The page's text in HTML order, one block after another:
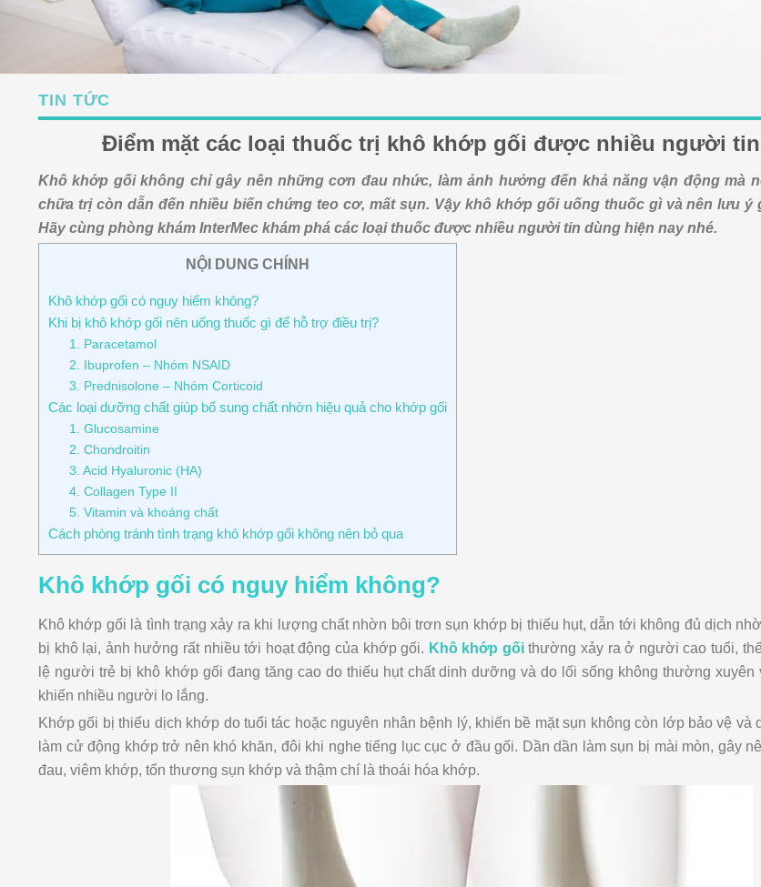
TIN TỨC
Điểm mặt các loại thuốc trị khô khớp gối được nhiều người
Khô khớp gối không chỉ gây nên những cơn đau nhức, làm ảnh hưởng đến khả năng vận động mà
chữa trị còn dẫn đến nhiều biến chứng teo cơ, mất sụn. Vậy khô khớp gối uống thuốc gì và nên lưu ý
Hãy cùng phòng khám InterMec khám phá các loại thuốc được nhiều người tin dùng hiện nay nhé.
NỘI DUNG CHÍNH
Khô khớp gối có nguy hiểm không?
Khi bị khô khớp gối nên uống thuốc gì để hỗ trợ điều trị?
1. Paracetamol
2. Ibuprofen – Nhóm NSAID
3. Prednisolone – Nhóm Corticoid
Các loại dưỡng chất giúp bổ sung chất nhờn hiệu quả cho khớp gối
1. Glucosamine
2. Chondroitin
3. Acid Hyaluronic (HA)
4. Collagen Type II
5. Vitamin và khoáng chất
Cách phòng tránh tình trạng khô khớp gối không nên bỏ qua
Khô khớp gối có nguy hiểm không?
Khô khớp gối là tình trạng xảy ra khi lượng chất nhờn bôi trơn sụn khớp bị thiếu hụt, dẫn tới không đủ dịch
bị khô lại, ảnh hưởng rất nhiều tới hoạt động của khớp gối. Khô khớp gốithường xảy ra ở người cao tuổi,
lệ người trẻ bị khô khớp gối đang tăng cao do thiếu hụt chất dinh dưỡng và do lối sống không thường xuyên
khiến nhiều người lo lắng.
Khớp gối bị thiếu dịch khớp do tuổi tác hoặc nguyên nhân bệnh lý, khiến bề mặt sụn không còn lớp bảo vệ và
làm cử động khớp trở nên khó khăn, đôi khi nghe tiếng lục cục ở đầu gối. Dần dần làm sụn bị mài mòn, gây
đau, viêm khớp, tổn thương sụn khớp và thậm chí là thoái hóa khớp.